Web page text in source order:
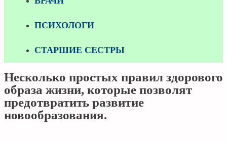
ПСИХОЛОГИ
СТАРШИЕ СЕСТРЫ
Несколько простых правил здорового
образа жизни, которые позволят
предотвратить развитие
новообразования.